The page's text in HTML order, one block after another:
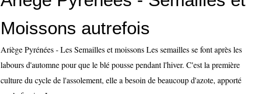
Moissons autrefois
Ariège Pyrénées - Les Semailles et moissons Les semailles se font après les
labours d'automne pour que le blé pousse pendant l'hiver. C'est la première
culture du cycle de l'assolement, elle a besoin de beaucoup d'azote, apporté